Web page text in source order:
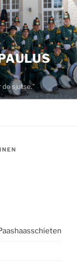
de sjutse."